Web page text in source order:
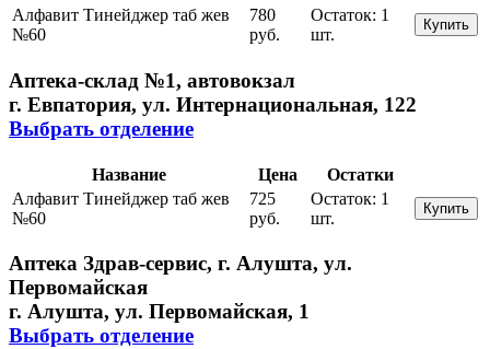
Алфавит Тинейджер таб жев
№60
780
руб.
Остаток: 1
шт.
Купить
Аптека-склад №1, автовокзал
г. Евпатория, ул. Интернациональная, 122
Выбрать отделение
Название Цена
Остатки
Алфавит Тинейджер таб жев
№60
725
руб.
Остаток: 1
шт.
Купить
Аптека Здрав-сервис, г. Алушта, ул.
Первомайская
г. Алушта, ул. Первомайская, 1
Выбрать отделение